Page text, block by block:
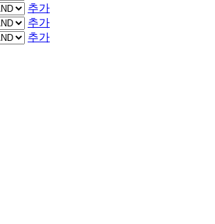
추가
추가
추가